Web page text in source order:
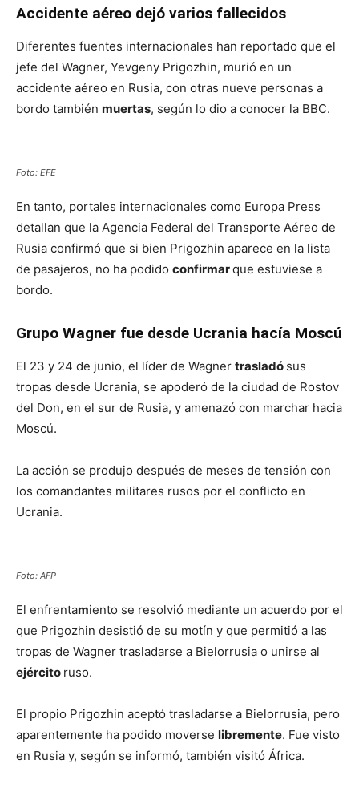
Accidente aéreo dejó varios fallecidos
Diferentes fuentes internacionales han reportado que el
jefe del Wagner, Yevgeny Prigozhin, murió en un
accidente aéreo en Rusia, con otras nueve personas a
bordo también muertas, según lo dio a conocer la BBC.
Foto: EFE
En tanto, portales internacionales como Europa Press
detallan que la Agencia Federal del Transporte Aéreo de
Rusia confirmó que si bien Prigozhin aparece en la lista
de pasajeros, no ha podido confirmarque estuviese a
bordo.
Grupo Wagner fue desde Ucrania hacía Moscú
El 23 y 24 de junio, el líder de Wagner trasladó sus
tropas desde Ucrania, se apoderó de la ciudad de Rostov
del Don, en el sur de Rusia, y amenazó con marchar hacia
Moscú.
La acción se produjo después de meses de tensión con
los comandantes militares rusos por el conflicto en
Ucrania.
Foto: AFP
El enfrentamiento se resolvió mediante un acuerdo por el
que Prigozhin desistió de su motín y que permitió a las
tropas de Wagner trasladarse a Bielorrusia o unirse al
ejército ruso.
El propio Prigozhin aceptó trasladarse a Bielorrusia, pero
aparentemente ha podido moverse libremente. Fue visto
en Rusia y, según se informó, también visitó África.